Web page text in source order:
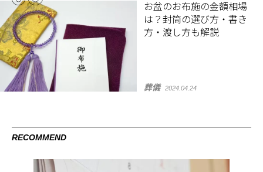
お盆のお布施の金額相場
は？封筒の選び方・書き
方・渡し方も解説
葬儀 2024.04.24
RECOMMEND